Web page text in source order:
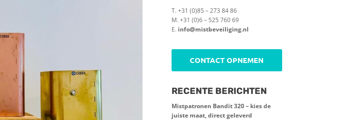
T. +31 (0)85 – 273 84 86
M. +31 (0)6 – 525 760 69
E. info@mistbeveiliging.nl
CONTACT OPNEMEN
RECENTE BERICHTEN
Mistpatronen Bandit 320 – kies de
juiste maat, direct geleverd